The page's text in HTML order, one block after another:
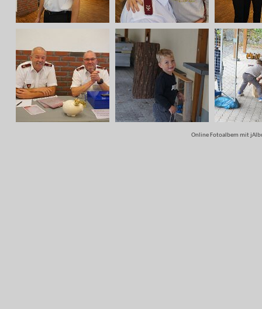
Online Fotoalbem mit